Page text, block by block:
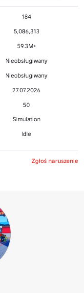
184
5,086,313
59.3M+
Nieobsługiwany
Nieobsługiwany
27.07.2026
50
Simulation
Idle
Zgłoś naruszenie